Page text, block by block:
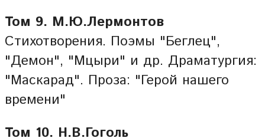
Том 9. М.Ю.Лермонтов
Стихотворения. Поэмы "Беглец",
"Демон", "Мцыри" и др. Драматургия:
"Маскарад". Проза: "Герой нашего
времени"
Том 10. Н.В.Гоголь